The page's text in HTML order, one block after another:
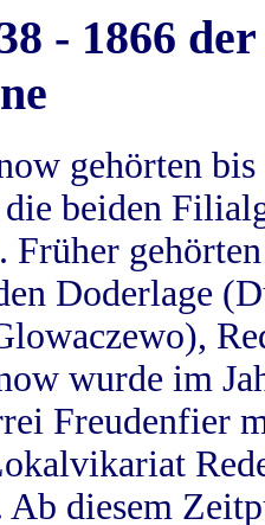
- 1866
gehörten
beiden
Früher
Doderlage
wurde im
Freudenfier
diesem